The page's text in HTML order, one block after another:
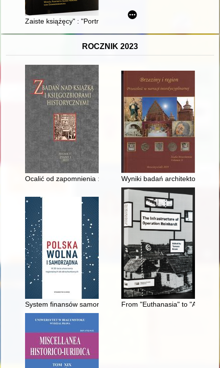
Zaiste książęcy" : "Portret Guida Henckel von
ROCZNIK 2023
Ocalić od zapomnienia : z dziejów Towarzystwa
Wyniki badań
System finansów samorządu terytorialnego w Polsce : w
From "Euthanasia" to "Aktion